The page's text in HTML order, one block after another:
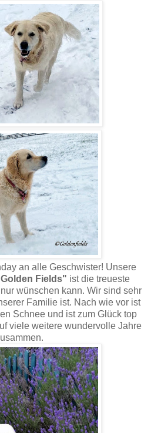
an alle Geschwister! Unsere
Fields" ist die treueste
wünschen kann. Wir sind sehr
Familie ist. Nach wie vor ist
Schnee und ist zum Glück top
viele weitere wundervolle Jahre